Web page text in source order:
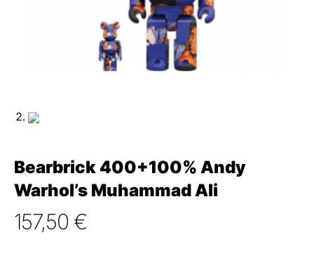
Bearbrick 400+100% Andy
Warhol’s Muhammad Ali
157,50 €